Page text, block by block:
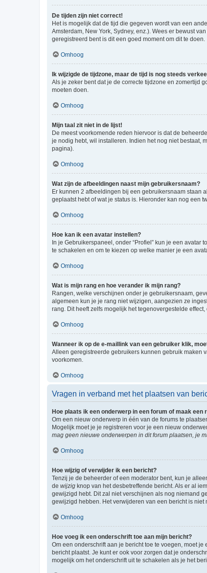
De tijden zijn niet correct!
Het is mogelijk dat de tijd die gegeven wordt van een
Amsterdam, New York, Sydney, enz.). Wees er bewust
geregistreerd bent is dit een goed moment om dit te doen.
Omhoog
Ik wijzigde de tijdzone, maar de tijd is nog steeds
Als je zeker bent dat je de correcte tijdzone en zomertijd
moeten doen.
Omhoog
Mijn taal zit niet in de lijst!
De meest voorkomende reden hiervoor is dat de
je nodig hebt, wil installeren. Indien het nog niet bestaat,
pagina).
Omhoog
Wat zijn de afbeeldingen naast mijn gebruikersnaam?
Er kunnen 2 afbeeldingen bij een gebruikersnaam staan
geplaatst hebt of wat je status is. Hieronder kan nog een
Omhoog
Hoe kan ik een avatar instellen?
In je Gebruikerspaneel, onder “Profiel” kun je een
te schakelen en om te kiezen op welke manier je een
Omhoog
Wat is mijn rang en hoe verander ik mijn rang?
Rangen, welke verschijnen onder je gebruikersnaam,
algemeen kun je je rang niet wijzigen, aangezien ze
rang. Dit heeft zelfs mogelijk het tegenovergestelde
Omhoog
Wanneer ik op de e-maillink van een gebruiker klik,
Alleen geregistreerde gebruikers kunnen gebruik maken
voorkomen.
Omhoog
Vragen in verband met het plaatsen van
Hoe plaats ik een onderwerp in een forum of maak een
Om een nieuw onderwerp in één van de forums te
Mogelijk moet je je registreren voor je een nieuw
mag geen nieuwe onderwerpen in dit forum plaatsen, je
Omhoog
Hoe wijzig of verwijder ik een bericht?
Tenzij je de beheerder of een moderator bent, kun je
de wijzig knop van het desbetreffende bericht. Als er al
gewijzigd hebt. Dit zal niet verschijnen als nog niemand
gewijzigd hebben. Het verwijderen van een bericht is
Omhoog
Hoe voeg ik een onderschrift toe aan mijn bericht?
Om een onderschrift aan je bericht toe te voegen, moet
bericht plaatst. Je kunt er ook voor zorgen dat je
mogelijk om het onderschrift uit te schakelen als je het